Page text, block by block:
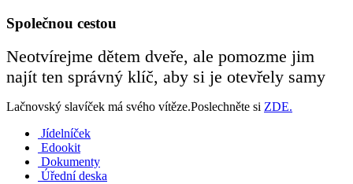
Společnou cestou
Neotvírejme dětem dveře, ale pomozme jim
najít ten správný klíč, aby si je otevřely samy
Lačnovský slavíček má svého vítěze.Poslechněte si ZDE.
Jídelníček
Edookit
Dokumenty
Úřední deska